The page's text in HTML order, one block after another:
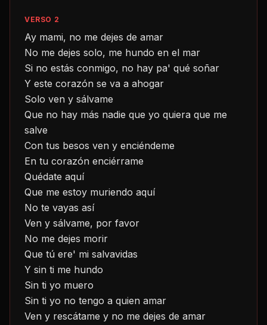
VERSO 2
Ay mami, no me dejes de amar
No me dejes solo, me hundo en el mar
Si no estás conmigo, no hay pa' qué soñar
Y este corazón se va a ahogar
Solo ven y sálvame
Que no hay más nadie que yo quiera que me
salve
Con tus besos ven y enciéndeme
En tu corazón enciérrame
Quédate aquí
Que me estoy muriendo aquí
No te vayas así
Ven y sálvame, por favor
No me dejes morir
Que tú ere' mi salvavidas
Y sin ti me hundo
Sin ti yo muero
Sin ti yo no tengo a quien amar
Ven y rescátame y no me dejes de amar